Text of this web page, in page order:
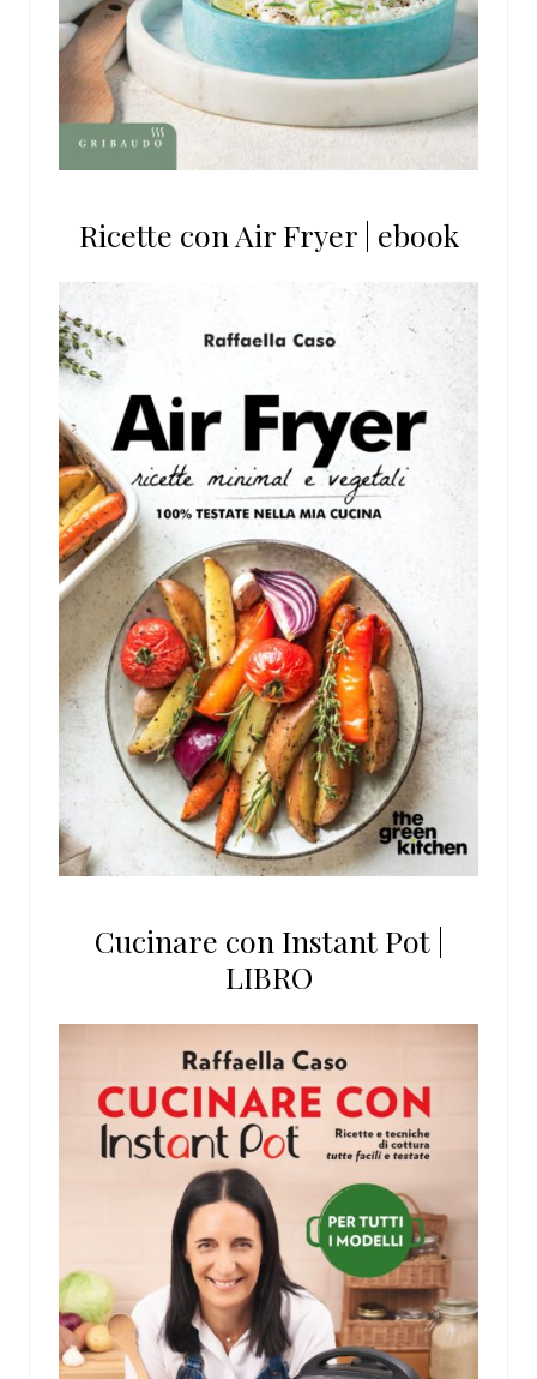
Ricette con Air Fryer | ebook
Cucinare con Instant Pot |
LIBRO